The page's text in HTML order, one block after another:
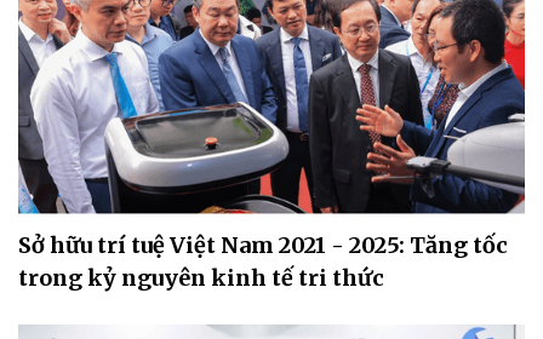
Sở hữu trí tuệ Việt Nam 2021 - 2025: Tăng tốc
trong kỷ nguyên kinh tế tri thức